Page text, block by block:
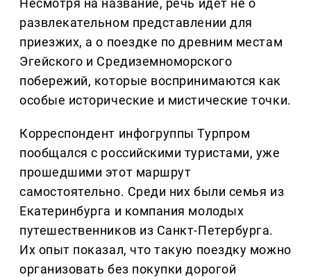
развлекательном представлении для
приезжих, а о поездке по древним местам
Эгейского и Средиземноморского
побережий, которые воспринимаются как
особые исторические и мистические точки.
Корреспондент инфогруппы Турпром
пообщался с российскими туристами, уже
прошедшими этот маршрут
самостоятельно. Среди них были семья из
Екатеринбурга и компания молодых
путешественников из Санкт-Петербурга.
Их опыт показал, что такую поездку можно
организовать без покупки дорогой